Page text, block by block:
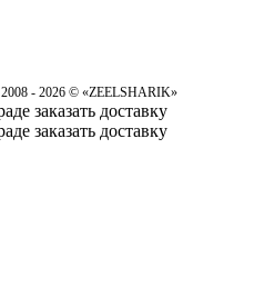
2008 - 2026 © «ZEELSHARIK»